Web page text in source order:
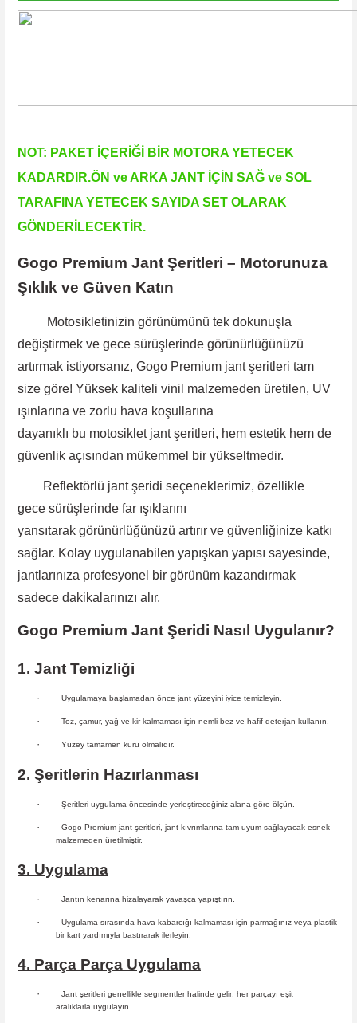
NOT: PAKET İÇERİĞİ BİR MOTORA YETECEK
KADARDIR.ÖN ve ARKA JANT İÇİN SAĞ ve SOL
TARAFINA YETECEK SAYIDA SET OLARAK
GÖNDERİLECEKTİR.
Gogo Premium Jant Şeritleri – Motorunuza
Şıklık ve Güven Katın
Motosikletinizin görünümünü tek dokunuşla
değiştirmek ve gece sürüşlerinde görünürlüğünüzü
artırmak istiyorsanız, Gogo Premium jant şeritleri tam
size göre! Yüksek kaliteli vinil malzemeden üretilen, UV
ışınlarına ve zorlu hava koşullarına
dayanıklı bu motosiklet jant şeritleri, hem estetik hem de
güvenlik açısından mükemmel bir yükseltmedir.
Reflektörlü jant şeridi seçeneklerimiz, özellikle
gece sürüşlerinde far ışıklarını
yansıtarak görünürlüğünüzü artırır ve güvenliğinize katkı
sağlar. Kolay uygulanabilen yapışkan yapısı sayesinde,
jantlarınıza profesyonel bir görünüm kazandırmak
sadece dakikalarınızı alır.
Gogo Premium Jant Şeridi Nasıl Uygulanır?
1. Jant Temizliği
· Uygulamaya başlamadan önce jant yüzeyini iyice temizleyin.
· Toz, çamur, yağ ve kir kalmaması için nemli bez ve hafif deterjan kullanın.
· Yüzey tamamen kuru olmalıdır.
2. Şeritlerin Hazırlanması
· Şeritleri uygulama öncesinde yerleştireceğiniz alana göre ölçün.
·
Gogo Premium jant şeritleri, jant kıvrımlarına tam uyum sağlayacak esnek
malzemeden üretilmiştir.
3. Uygulama
· Jantın kenarına hizalayarak yavaşça yapıştırın.
·
Uygulama sırasında hava kabarcığı kalmaması için parmağınız veya plastik
bir kart yardımıyla bastırarak ilerleyin.
4. Parça Parça Uygulama
·
Jant şeritleri genellikle segmentler halinde gelir; her parçayı eşit
aralıklarla uygulayın.